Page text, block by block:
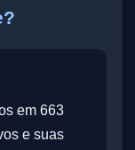
em 663
e suas